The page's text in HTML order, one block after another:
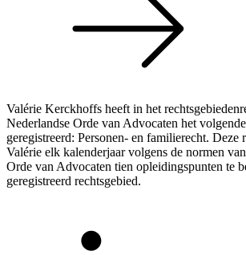
Valérie Kerckhoffs heeft in het
Nederlandse Orde van Advocaten het
geregistreerd: Personen- en familierecht. Deze
Valérie elk kalenderjaar volgens de normen
Orde van Advocaten tien opleidingspunten te
geregistreerd rechtsgebied.